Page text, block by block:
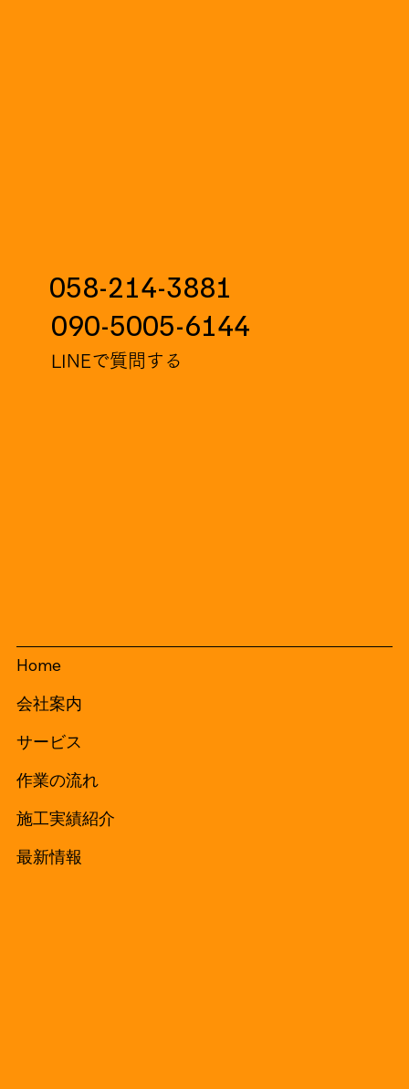
058-214-3881
LINEで質問する
090-5005-6144
Home
会社案内
サービス
作業の流れ
施工実績紹介
最新情報